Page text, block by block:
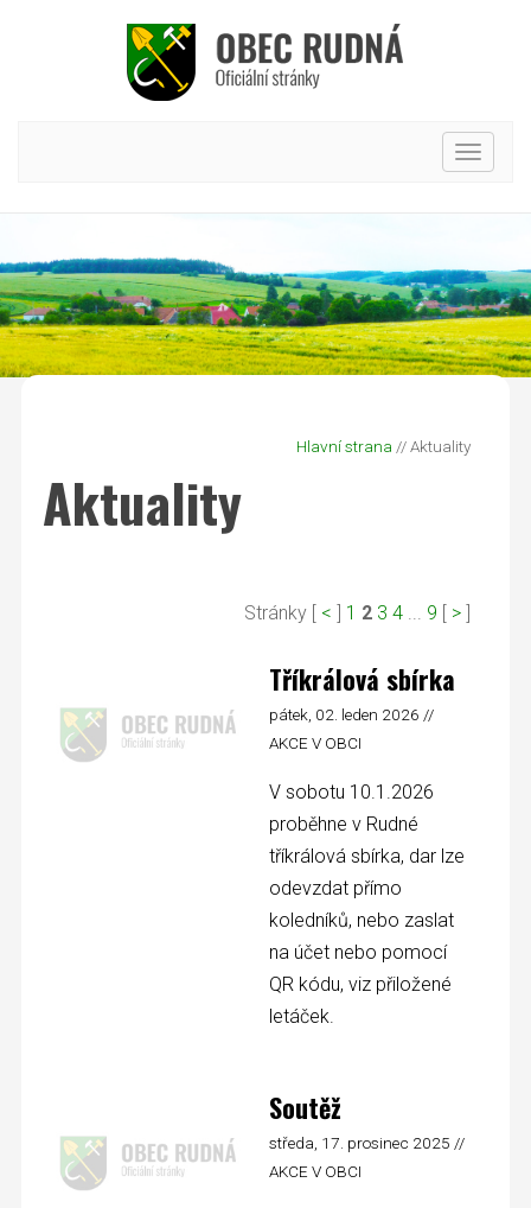
Hlavní
Hlavní strana // Aktuality
Aktuality
Stránky [ < 1 2 3 4 ... 9 >
Tříkrálová sbírka
pátek, 02. leden 2026 //
AKCE V OBCI
V sobotu 10.1.2026
proběhne v Rudné
tříkrálová sbírka, dar lze
odevzdat přímo
koledníků, nebo zaslat
na účet nebo pomocí
QR kódu, viz přiložené
letáček.
Soutěž
středa, 17. prosinec 2025 //
AKCE V OBCI